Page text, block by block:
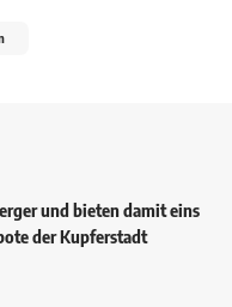
und bieten damit eins
der Kupferstadt